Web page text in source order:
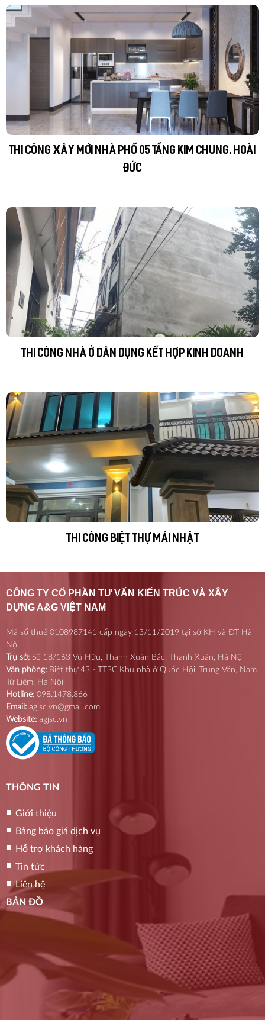
THI CÔNG XÂY MỚI NHÀ PHỐ 05 TẦNG KIM CHUNG, HOÀI
ĐỨC
THI CÔNG NHÀ Ở DÂN DỤNG KẾT HỢP KINH DOANH
THI CÔNG BIỆT THỰ MÁI NHẬT
CÔNG TY CỔ PHẦN TƯ VẤN KIẾN TRÚC VÀ XÂY
DỰNG A&G VIỆT NAM
Mã số thuế 0108987141 cấp ngày 13/11/2019 tại sở KH và ĐT Hà
Nội
Trụ sở: Số 18/163 Vũ Hữu, Thanh Xuân Bắc, Thanh Xuân, Hà Nội
Văn phòng: Biệt thự 43 - TT3C Khu nhà ở Quốc Hội, Trung Văn, Nam
Từ Liêm, Hà Nội
Hotline: 098.1478.866
Email: agjsc.vn@gmail.com
Website: agjsc.vn
THÔNG TIN
Giới thiệu
Bảng báo giá dịch vụ
Hỗ trợ khách hàng
Tin tức
Liên hệ
BẢN ĐỒ